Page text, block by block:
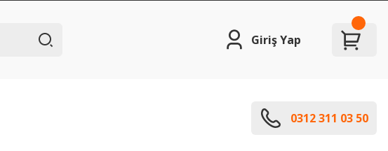
Giriş Yap
0312 311 03 50